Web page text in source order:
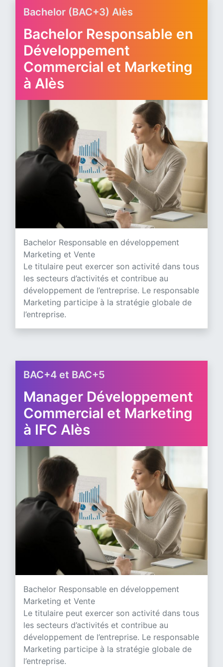
Bachelor (BAC+3) Alès
Bachelor Responsable en
Développement
Commercial et Marketing
à Alès
Bachelor Responsable en développement
Marketing et Vente
Le titulaire peut exercer son activité dans tous
les secteurs d’activités et contribue au
développement de l’entreprise. Le responsable
Marketing participe à la stratégie globale de
l’entreprise.
BAC+4 et BAC+5
Manager Développement
Commercial et Marketing
à IFC Alès
Bachelor Responsable en développement
Marketing et Vente
Le titulaire peut exercer son activité dans tous
les secteurs d’activités et contribue au
développement de l’entreprise. Le responsable
Marketing participe à la stratégie globale de
l’entreprise.